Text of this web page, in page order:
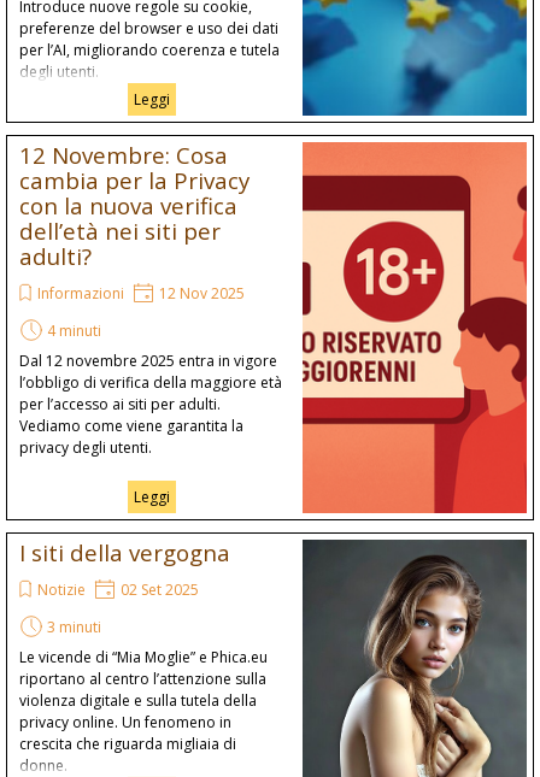
Introduce nuove regole su cookie,
preferenze del browser e uso dei dati
per l’AI, migliorando coerenza e tutela
degli utenti.
Leggi
12 Novembre: Cosa
cambia per la Privacy
con la nuova verifica
dell’età nei siti per
adulti?
Informazioni
12 Nov 2025
4 minuti
Dal 12 novembre 2025 entra in vigore
l’obbligo di verifica della maggiore età
per l’accesso ai siti per adulti.
Vediamo come viene garantita la
privacy degli utenti.
Leggi
I siti della vergogna
Notizie
02 Set 2025
3 minuti
Le vicende di “Mia Moglie” e Phica.eu
riportano al centro l’attenzione sulla
violenza digitale e sulla tutela della
privacy online. Un fenomeno in
crescita che riguarda migliaia di
donne.